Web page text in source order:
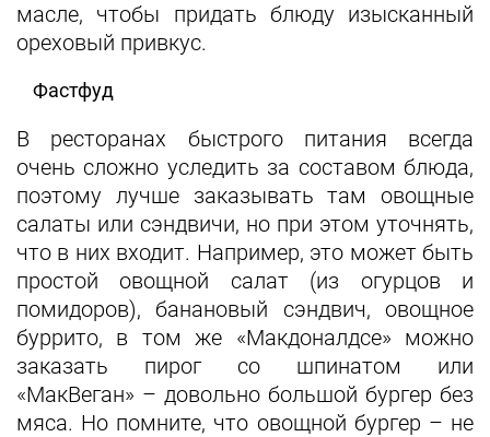
масле, чтобы придать блюду изысканный
ореховый привкус.
Фастфуд
В ресторанах быстрого питания всегда
очень сложно уследить за составом блюда,
поэтому лучше заказывать там овощные
салаты или сэндвичи, но при этом уточнять,
что в них входит. Например, это может быть
простой овощной салат (из огурцов и
помидоров), банановый сэндвич, овощное
буррито, в том же «Макдоналдсе» можно
заказать пирог со шпинатом или
«МакВеган» – довольно большой бургер без
мяса. Но помните, что овощной бургер – не